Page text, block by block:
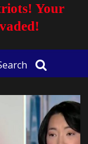
Your